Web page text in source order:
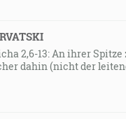
2,6-13: An ihrer
dahin (nicht der